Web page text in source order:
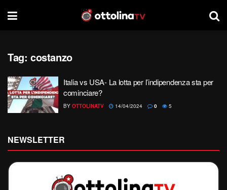
Tag: costanzo
Italia vs USA- La lotta per l’indipendenza sta per
cominciare?
BY OTTOLINATV 14/04/2024 0 5
NEWSLETTER